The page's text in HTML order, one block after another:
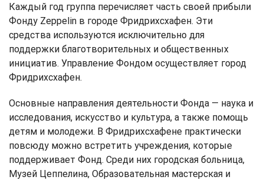
Каждый год группа перечисляет часть своей прибыли
Фонду Zeppelin в городе Фридрихсхафен. Эти
средства используются исключительно для
поддержки благотворительных и общественных
инициатив. Управление Фондом осуществляет город
Фридрихсхафен.
Основные направления деятельности Фонда — наука и
исследования, искусство и культура, а также помощь
детям и молодежи. В Фридрихсхафене практически
повсюду можно встретить учреждения, которые
поддерживает Фонд. Среди них городская больница,
Музей Цеппелина, Образовательная мастерская и